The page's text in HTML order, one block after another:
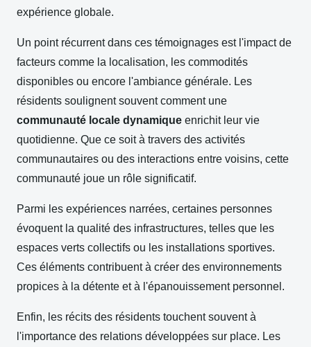
expérience globale.
Un point récurrent dans ces témoignages est l'impact de
facteurs comme la localisation, les commodités
disponibles ou encore l'ambiance générale. Les
résidents soulignent souvent comment une
communauté locale dynamique enrichit leur vie
quotidienne. Que ce soit à travers des activités
communautaires ou des interactions entre voisins, cette
communauté joue un rôle significatif.
Parmi les expériences narrées, certaines personnes
évoquent la qualité des infrastructures, telles que les
espaces verts collectifs ou les installations sportives.
Ces éléments contribuent à créer des environnements
propices à la détente et à l'épanouissement personnel.
Enfin, les récits des résidents touchent souvent à
l'importance des relations développées sur place. Les